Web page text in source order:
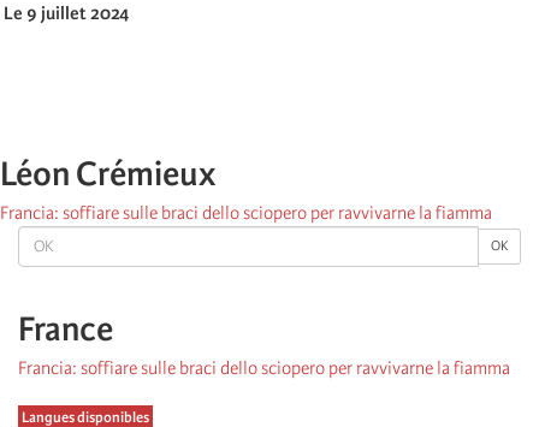
OK OK
France
Francia: soffiare sulle braci dello sciopero per ravvivarne la fiamma
Langues disponibles
Le 9 juillet 2024
Léon Crémieux
Francia: soffiare sulle braci dello sciopero per ravvivarne la fiamma